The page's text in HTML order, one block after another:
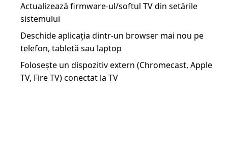
Actualizează firmware-ul/softul TV din setările
sistemului
Deschide aplicația dintr-un browser mai nou pe
telefon, tabletă sau laptop
Folosește un dispozitiv extern (Chromecast, Apple
TV, Fire TV) conectat la TV